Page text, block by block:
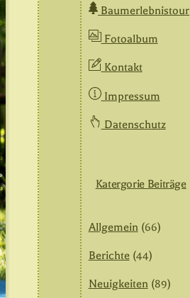
Baumerlebnistour
Fotoalbum
Kontakt
Impressum
Datenschutz
Katergorie Beiträge
Allgemein(66)
Berichte(44)
Neuigkeiten(89)